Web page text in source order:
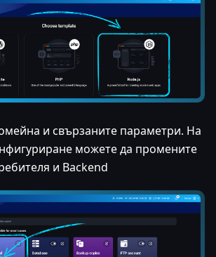
и свързаните параметри. На
можете да промените
и Backend